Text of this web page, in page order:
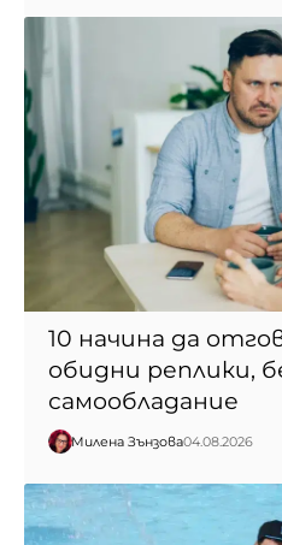
10 начина да
обидни реплики,
самообладание
Милена Зънзова04.08.2026